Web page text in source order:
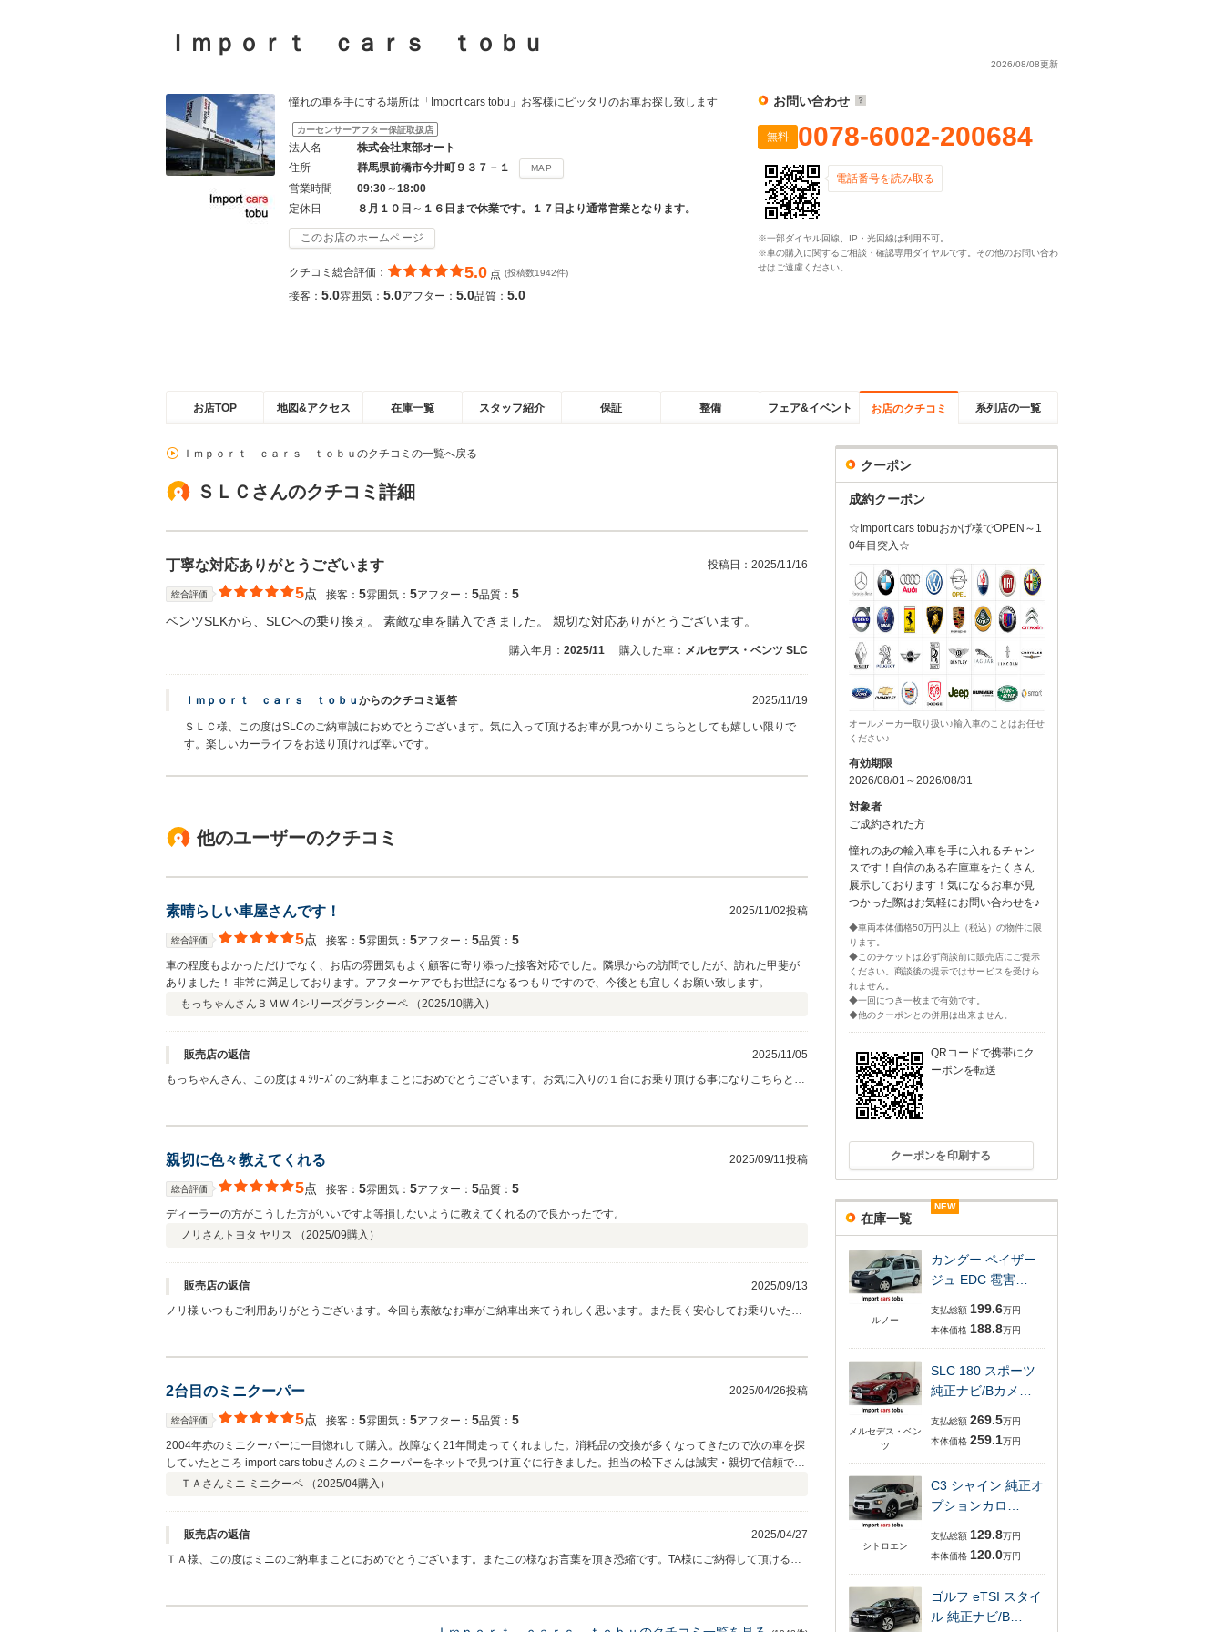
Ｉｍｐｏｒｔ ｃａｒｓ ｔｏｂｕ
2026/08/08更新
憧れの車を手にする場所は「Import cars tobu」お客様にピッタリのお車お探し致します
カーセンサーアフター保証取扱店
法人名
株式会社東部オート
住所
群馬県前橋市今井町９３７－１ MAP
営業時間
09:30～18:00
定休日
８月１０日～１６日まで休業です。１７日より通常営業となります。
このお店のホームページ
クチコミ総合評価： 5.0 点 (投稿数1942件)
接客： 5.0雰囲気： 5.0アフター： 5.0品質： 5.0
お問い合わせ
無料 0078-6002-200684
電話番号を読み取る
※一部ダイヤル回線、IP・光回線は利用不可。
※車の購入に関するご相談・確認専用ダイヤルです。その他のお問い合わ
せはご遠慮ください。
お店TOP 地図&アクセス 在庫一覧 スタッフ紹介 保証 整備 フェア&イベント お店のクチコミ 系列店の一覧
Ｉｍｐｏｒｔ ｃａｒｓ ｔｏｂｕのクチコミの一覧へ戻る
ＳＬＣさんのクチコミ詳細
丁寧な対応ありがとうございます 投稿日： 2025/11/16
総合評価 5点 接客： 5雰囲気： 5アフター： 5品質： 5
ベンツSLKから、SLCへの乗り換え。 素敵な車を購入できました。 親切な対応ありがとうございます。
購入年月： 2025/11 購入した車： メルセデス・ベンツ SLC
Ｉｍｐｏｒｔ ｃａｒｓ ｔｏｂｕ からのクチコミ返答 2025/11/19
ＳＬＣ様、この度はSLCのご納車誠におめでとうございます。気に入って頂けるお車が見つかりこちらとしても嬉しい限りで
す。楽しいカーライフをお送り頂ければ幸いです。
他のユーザーのクチコミ
素晴らしい車屋さんです！ 2025/11/02投稿
総合評価 5点 接客： 5雰囲気： 5アフター： 5品質： 5
車の程度もよかっただけでなく、お店の雰囲気もよく顧客に寄り添った接客対応でした。隣県からの訪問でしたが、訪れた甲斐が
ありました！ 非常に満足しております。アフターケアでもお世話になるつもりですので、今後とも宜しくお願い致します。
もっちゃんさん ＢＭＷ 4シリーズグランクーペ （2025/10購入）
販売店の返信
2025/11/05
もっちゃんさん、この度は４ｼﾘｰｽﾞのご納車まことにおめでとうございます。お気に入りの１台にお乗り頂ける事になりこちらとし
親切に色々教えてくれる 2025/09/11投稿
総合評価 5点 接客： 5雰囲気： 5アフター： 5品質： 5
ディーラーの方がこうした方がいいですよ等損しないように教えてくれるので良かったです。
ノリさん トヨタ ヤリス （2025/09購入）
販売店の返信
2025/09/13
ノリ様 いつもご利用ありがとうございます。今回も素敵なお車がご納車出来てうれしく思います。また長く安心してお乗りいただ
2台目のミニクーパー 2025/04/26投稿
総合評価 5点 接客： 5雰囲気： 5アフター： 5品質： 5
2004年赤のミニクーパーに一目惚れして購入。故障なく21年間走ってくれました。消耗品の交換が多くなってきたので次の車を探
していたところ import cars tobuさんのミニクーパーをネットで見つけ直ぐに行きました。担当の松下さんは誠実・親切で信頼でき
ると感じました。 ミニクーパーもとても気に入り直ぐに購入を決めました。松下さんの人柄で契約から納車までスムーズに取引き
ＴＡさん ミニ ミニクーペ （2025/04購入）
販売店の返信
2025/04/27
ＴＡ様、この度はミニのご納車まことにおめでとうございます。またこの様なお言葉を頂き恐縮です。TA様にご納得して頂けるお
クーポン
成約クーポン
☆Import cars tobuおかげ様でOPEN～1
0年目突入☆
オールメーカー取り扱い♪輸入車のことはお任せ
ください♪
有効期限
2026/08/01～2026/08/31
対象者
ご成約された方
憧れのあの輸入車を手に入れるチャン
スです！自信のある在庫車をたくさん
展示しております！気になるお車が見
つかった際はお気軽にお問い合わせを♪
◆車両本体価格50万円以上（税込）の物件に限
ります。
◆このチケットは必ず商談前に販売店にご提示
ください。商談後の提示ではサービスを受けら
れません。
◆一回につき一枚まで有効です。
◆他のクーポンとの併用は出来ません。
QRコードで携帯にク
ーポンを転送
クーポンを印刷する
在庫一覧
ルノー
NEW
カングー ペイザー
ジュ EDC 雹害…
支払総額 199.6万円
本体価格 188.8万円
メルセデス・ベン
ツ
NEW
SLC 180 スポーツ
純正ナビ/Bカメ…
支払総額 269.5万円
本体価格 259.1万円
シトロエン
NEW
C3 シャイン 純正オ
プションカロ…
支払総額 129.8万円
本体価格 120.0万円
NEW
ゴルフ eTSI スタイ
ル 純正ナビ/B…
NEW
NEW